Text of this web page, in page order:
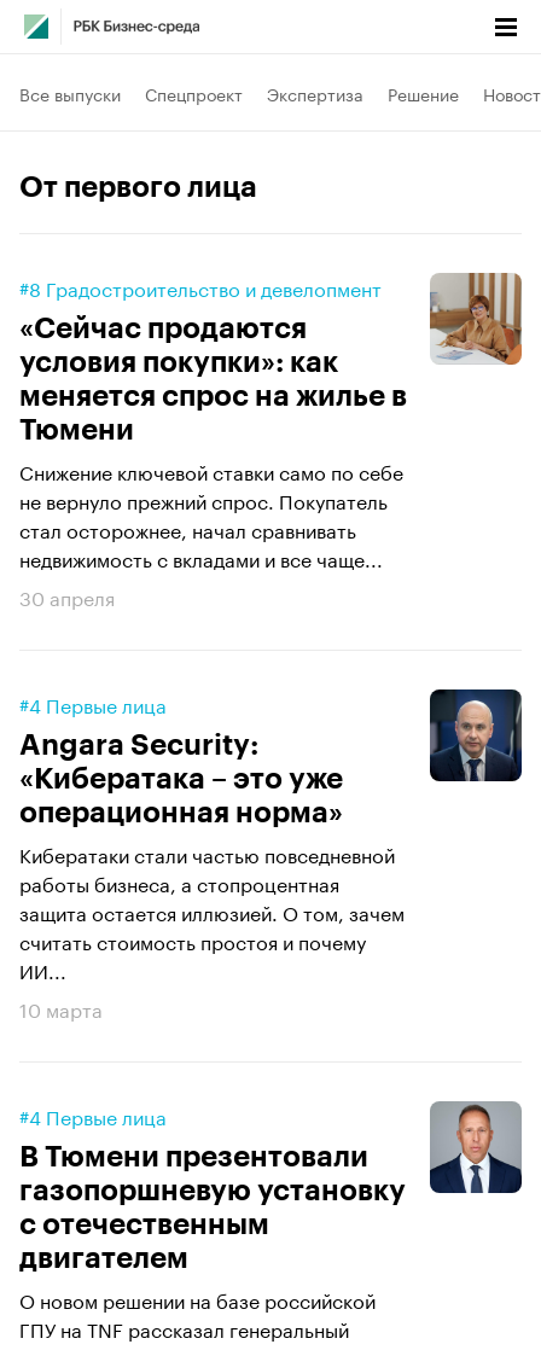
Все выпуски Спецпроект Экспертиза Решение
От первого лица
#8 Градостроительство и девелопмент
«Сейчас продаются
условия покупки»: как
меняется спрос на жилье в
Тюмени
Снижение ключевой ставки само по себе
не вернуло прежний спрос. Покупатель
стал осторожнее, начал сравнивать
недвижимость с вкладами и все чаще...
30 апреля
#4 Первые лица
Angara Security:
«Кибератака – это уже
операционная норма»
Кибератаки стали частью повседневной
работы бизнеса, а стопроцентная
защита остается иллюзией. О том, зачем
считать стоимость простоя и почему
ИИ...
10 марта
#4 Первые лица
В Тюмени презентовали
газопоршневую установку
с отечественным
двигателем
О новом решении на базе российской
ГПУ на TNF рассказал генеральный